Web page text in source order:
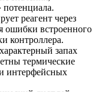
реагент через
ошибки встроенного
контроллера.
запах
термические
интерфейсных